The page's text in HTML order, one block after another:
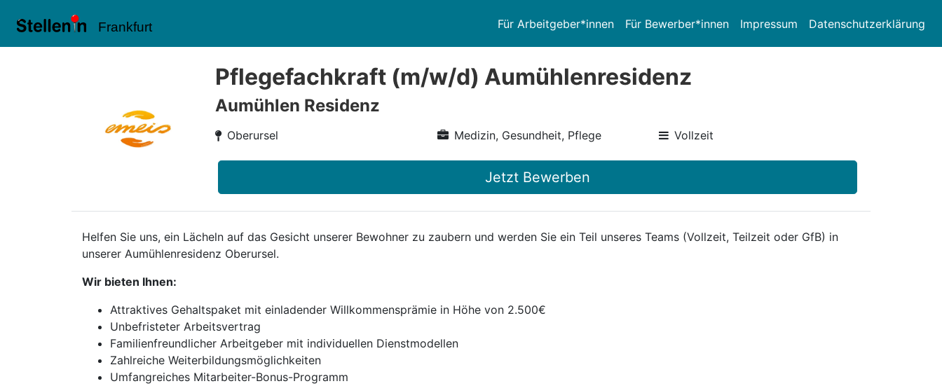
Frankfurt Für Arbeitgeber*innen Für Bewerber*innen Impressum Datenschutzerklärung
Pflegefachkraft (m/w/d) Aumühlenresidenz
Aumühlen Residenz
Oberursel Medizin, Gesundheit, Pflege Vollzeit
Jetzt Bewerben
Helfen Sie uns, ein Lächeln auf das Gesicht unserer Bewohner zu zaubern und werden Sie ein Teil unseres Teams (Vollzeit, Teilzeit oder GfB) in
unserer Aumühlenresidenz Oberursel.
Wir bieten Ihnen:
Attraktives Gehaltspaket mit einladender Willkommensprämie in Höhe von 2.500€
Unbefristeter Arbeitsvertrag
Familienfreundlicher Arbeitgeber mit individuellen Dienstmodellen
Zahlreiche Weiterbildungsmöglichkeiten
Umfangreiches Mitarbeiter-Bonus-Programm